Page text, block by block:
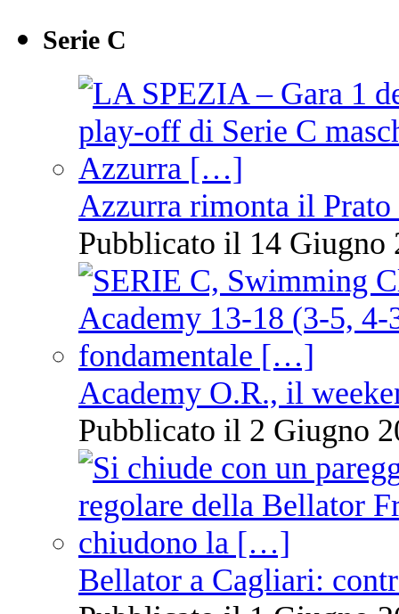
Serie C
Azzurra rimonta il Prato
Pubblicato il 14 Giugno
Academy O.R., il
Pubblicato il 2 Giugno
Bellator a Cagliari: